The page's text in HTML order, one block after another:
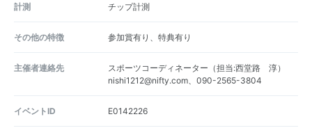
計測 チップ計測
その他の特徴 参加賞有り、特典有り
主催者連絡先
スポーツコーディネーター（担当:西堂路 淳）
nishi1212@nifty.com、090-2565-3804
イベントID E0142226